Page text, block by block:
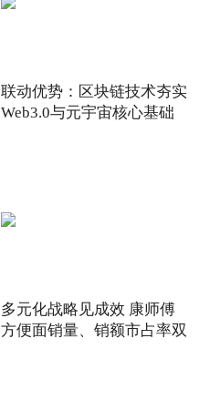
联动优势：区块链技术夯实
Web3.0与元宇宙核心基础
多元化战略见成效 康师傅
方便面销量、销额市占率双